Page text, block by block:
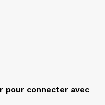
pour connecter avec